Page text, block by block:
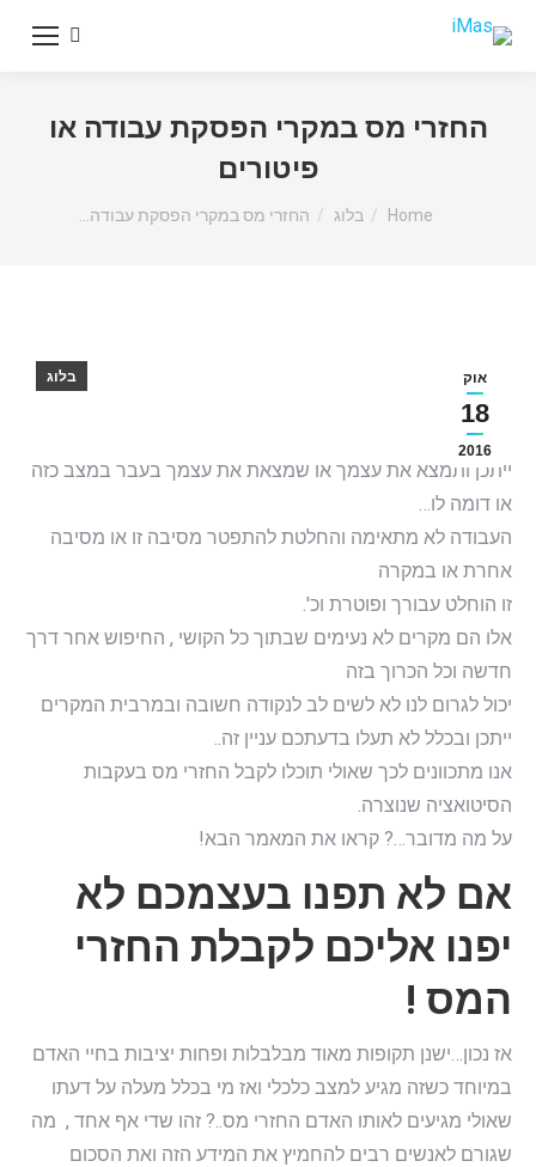
Search:
החזרי מס במקרי הפסקת עבודה או
פיטורים
You are here:
Home בלוג החזרי מס במקרי הפסקת עבודה…
אוק
18
2016
בלוג
ייתכן ותמצא את עצמך או שמצאת את עצמך בעבר במצב כזה
או דומה לו…
העבודה לא מתאימה והחלטת להתפטר מסיבה זו או מסיבה
אחרת או במקרה
זו הוחלט עבורך ופוטרת וכ'.
אלו הם מקרים לא נעימים שבתוך כל הקושי , החיפוש אחר דרך
חדשה וכל הכרוך בזה
יכול לגרום לנו לא לשים לב לנקודה חשובה ובמרבית המקרים
ייתכן ובכלל לא תעלו בדעתכם עניין זה..
אנו מתכוונים לכך שאולי תוכלו לקבל החזרי מס בעקבות
הסיטואציה שנוצרה.
על מה מדובר…? קראו את המאמר הבא!
אם לא תפנו בעצמכם לא
יפנו אליכם לקבלת החזרי
המס !
אז נכון…ישנן תקופות מאוד מבלבלות ופחות יציבות בחיי האדם
במיוחד כשזה מגיע למצב כלכלי ואז מי בכלל מעלה על דעתו
שאולי מגיעים לאותו האדם החזרי מס..? זהו שדי אף אחד , מה
שגורם לאנשים רבים להחמיץ את המידע הזה ואת הסכום